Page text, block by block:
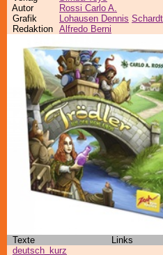
Autor
Rossi Carlo A.
Grafik
Lohausen Dennis
Redaktion Alfredo Berni
Texte Links
deutsch_kurz